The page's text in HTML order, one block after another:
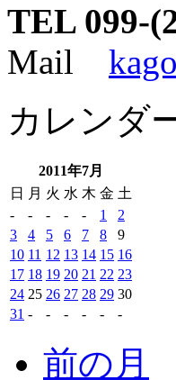
TEL 099-
Mail
カレンダ
2011年7月
日
月 火 水 木 金 土
-
- - - - 1
2
3
4 5 6 7 8
9
10 11 12 13 14 15 16
17 18 19 20 21 22 23
24 25 26 27 28 29 30
31 - - - - - -
前の月